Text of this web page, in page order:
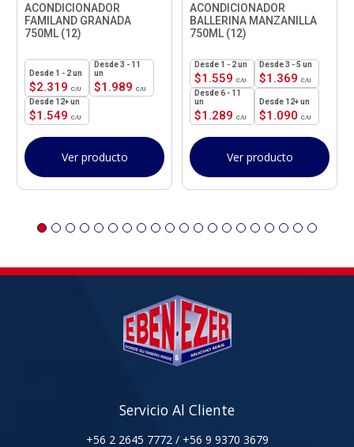
ACONDICIONADOR
FAMILAND GRANADA
750ML (12)
$2.319
1 - 2un
$1.989
3 - 11
un
$1.549
12+ un
Ver producto
ACONDICIONADOR
BALLERINA MANZANILLA
750ML (12)
$1.559
1 - 2un
$1.369
3 - 5 un
$1.289
6 - 11
un
$1.090
12+ un
Ver producto
Servicio Al Cliente
+56 2 2645 7772 / +56 9 9370 3679